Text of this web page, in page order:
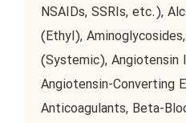
NSAIDs, SSRIs, etc.),
(Ethyl),
(Systemic), Angiotensin
Angiotensin-Converting
Anticoagulants, Beta-